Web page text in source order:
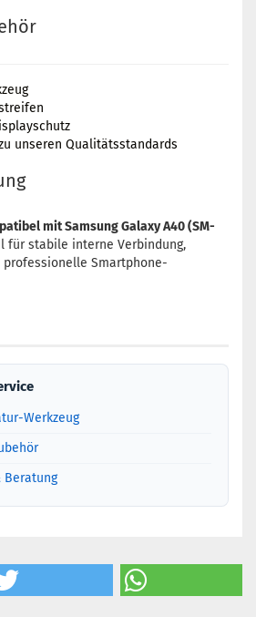
unseren Qualitätsstandards
mit Samsung Galaxy A40 (SM-
für stabile interne Verbindung,
professionelle Smartphone-
Werkzeug
Beratung